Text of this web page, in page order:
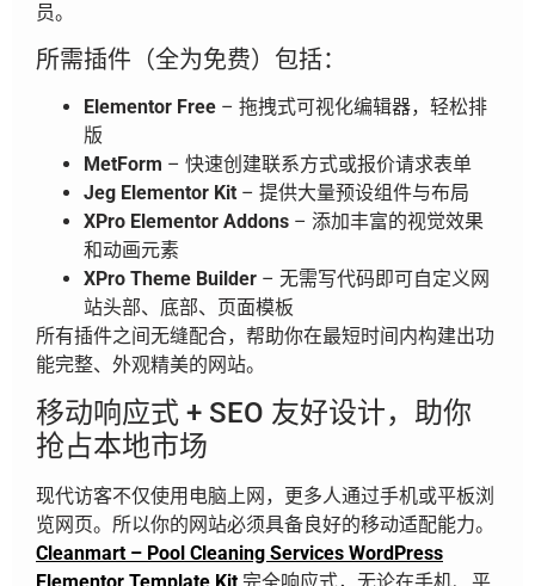
员。
所需插件（全为免费）包括：
Elementor Free – 拖拽式可视化编辑器，轻松排
版
MetForm – 快速创建联系方式或报价请求表单
Jeg Elementor Kit – 提供大量预设组件与布局
XPro Elementor Addons – 添加丰富的视觉效果
和动画元素
XPro Theme Builder – 无需写代码即可自定义网
站头部、底部、页面模板
所有插件之间无缝配合，帮助你在最短时间内构建出功
能完整、外观精美的网站。
移动响应式 + SEO 友好设计，助你
抢占本地市场
现代访客不仅使用电脑上网，更多人通过手机或平板浏
览网页。所以你的网站必须具备良好的移动适配能力。
Cleanmart – Pool Cleaning Services WordPress